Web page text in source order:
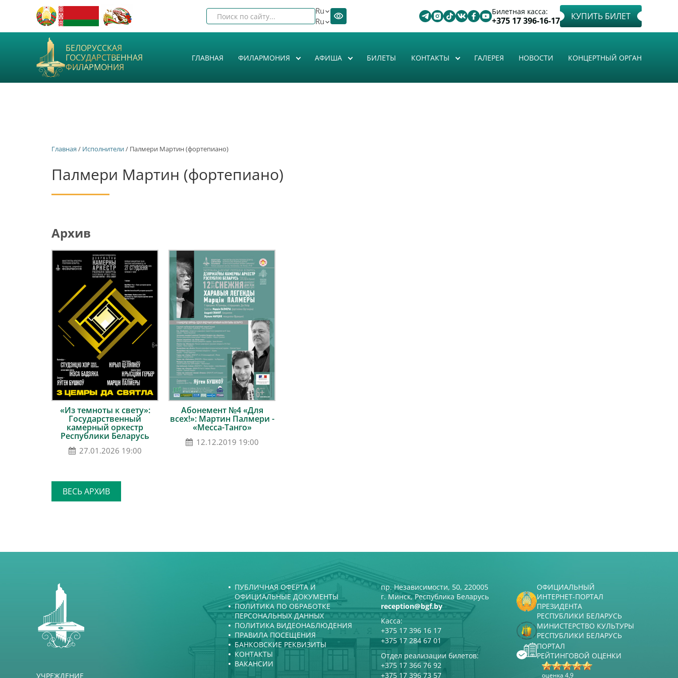
Билетная касса:
+375 17 396-16-17 КУПИТЬ БИЛЕТ
Ru
Ru
БЕЛОРУССКАЯ
ГОСУДАРСТВЕННАЯ
ФИЛАРМОНИЯ
ГЛАВНАЯ ФИЛАРМОНИЯ АФИША БИЛЕТЫ КОНТАКТЫ ГАЛЕРЕЯ НОВОСТИ КОНЦЕРТНЫЙ ОРГАН
Главная / Исполнители/ Палмери Мартин (фортепиано)
Палмери Мартин (фортепиано)
Архив
«Из темноты к свету»:
Государственный
камерный оркестр
Республики Беларусь
27.01.2026 19:00
Абонемент №4 «Для
всех!»: Мартин Палмери -
«Месса-Танго»
12.12.2019 19:00
ВЕСЬ АРХИВ
УЧРЕЖДЕНИЕ
ПУБЛИЧНАЯ ОФЕРТА И
ОФИЦИАЛЬНЫЕ ДОКУМЕНТЫ
ПОЛИТИКА ПО ОБРАБОТКЕ
ПЕРСОНАЛЬНЫХ ДАННЫХ
ПОЛИТИКА ВИДЕОНАБЛЮДЕНИЯ
ПРАВИЛА ПОСЕЩЕНИЯ
БАНКОВСКИЕ РЕКВИЗИТЫ
КОНТАКТЫ
ВАКАНСИИ
пр. Независимости, 50, 220005
г. Минск, Республика Беларусь
reception@bgf.by
Касса:
+375 17 396 16 17
+375 17 284 67 01
Отдел реализации билетов:
+375 17 366 76 92
+375 17 396 73 57
ОФИЦИАЛЬНЫЙ
ИНТЕРНЕТ-ПОРТАЛ
ПРЕЗИДЕНТА
РЕСПУБЛИКИ БЕЛАРУСЬ
МИНИСТЕРСТВО КУЛЬТУРЫ
РЕСПУБЛИКИ БЕЛАРУСЬ
ПОРТАЛ
РЕЙТИНГОВОЙ ОЦЕНКИ
оценка 4,9